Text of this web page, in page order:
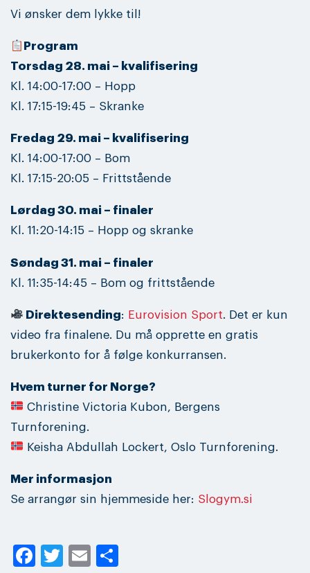
Vi ønsker dem lykke til!
Program
Torsdag 28. mai – kvalifisering
Kl. 14:00-17:00 – Hopp
Kl. 17:15-19:45 – Skranke
Fredag 29. mai – kvalifisering
Kl. 14:00-17:00 – Bom
Kl. 17:15-20:05 – Frittstående
Lørdag 30. mai – finaler
Kl. 11:20-14:15 – Hopp og skranke
Søndag 31. mai – finaler
Kl. 11:35-14:45 – Bom og frittstående
Direktesending: Eurovision Sport. Det er kun
video fra finalene. Du må opprette en gratis
brukerkonto for å følge konkurransen.
Hvem turner for Norge?
Christine Victoria Kubon, Bergens
Turnforening.
Keisha Abdullah Lockert, Oslo Turnforening.
Mer informasjon
Se arrangør sin hjemmeside her: Slogym.si
Facebook
Twitter
Email